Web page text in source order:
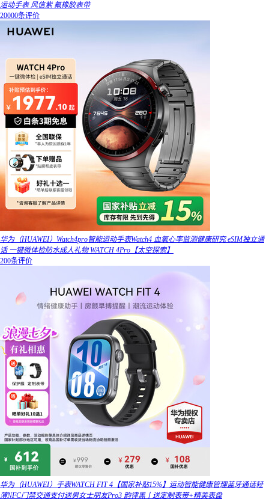
运动手表 风信紫 氟橡胶表带
20000条评价
华为（HUAWEI）Watch4pro智能运动手表Watch4 血氧心率监测健康研究 eSIM独立通
话 一键微体检防水成人礼物 WATCH 4Pro【太空探索】
200条评价
华为（HUAWEI）手表WATCH FIT 4【国家补贴15%】运动智能健康管理蓝牙通话轻
薄NFC门禁交通支付送男女士朋友Pro3 韵律黑丨送定制表带+精美表盘